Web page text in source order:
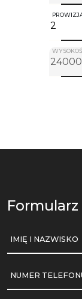
IMIĘ I NAZWISKO
NUMER